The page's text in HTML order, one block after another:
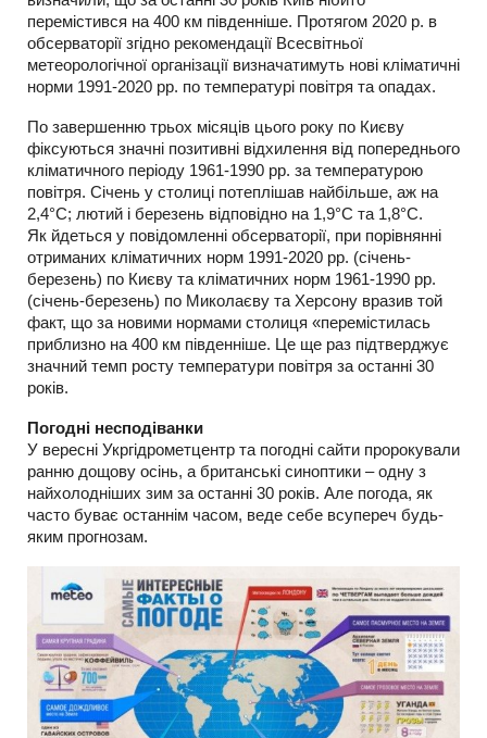
перемістився на 400 км південніше. Протягом 2020 р. в
обсерваторії згідно рекомендації Всесвітньої
метеорологічної організації визначатимуть нові кліматичні
норми 1991-2020 рр. по температурі повітря та опадах.
По завершенню трьох місяців цього року по Києву
фіксуються значні позитивні відхилення від попереднього
кліматичного періоду 1961-1990 рр. за температурою
повітря. Січень у столиці потеплішав найбільше, аж на
2,4°С; лютий і березень відповідно на 1,9°С та 1,8°С.
Як йдеться у повідомленні обсерваторії, при порівнянні
отриманих кліматичних норм 1991-2020 рр. (січень-
березень) по Києву та кліматичних норм 1961-1990 рр.
(січень-березень) по Миколаєву та Херсону вразив той
факт, що за новими нормами столиця «перемістилась
приблизно на 400 км південніше. Це ще раз підтверджує
значний темп росту температури повітря за останні 30
років.
Погодні несподіванки
У вересні Укргідрометцентр та погодні сайти пророкували
ранню дощову осінь, а британські синоптики – одну з
найхолодніших зим за останні 30 років. Але погода, як
часто буває останнім часом, веде себе всупереч будь-
яким прогнозам.